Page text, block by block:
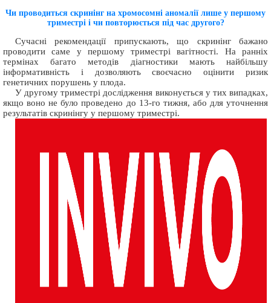
Чи проводиться скринінг на хромосомні аномалії лише у першому
триместрі і чи повторюється під час другого?
Сучасні рекомендації припускають, що скринінг бажано
проводити саме у першому триместрі вагітності. На ранніх
термінах багато методів діагностики мають найбільшу
інформативність і дозволяють своєчасно оцінити ризик
генетичних порушень у плода.
У другому триместрі дослідження виконується у тих випадках,
якщо воно не було проведено до 13-го тижня, або для уточнення
результатів скринінгу у першому триместрі.